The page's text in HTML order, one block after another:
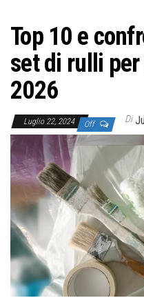
Top 10 e
set di rulli per
2026
Luglio 22, 2024 Off Di